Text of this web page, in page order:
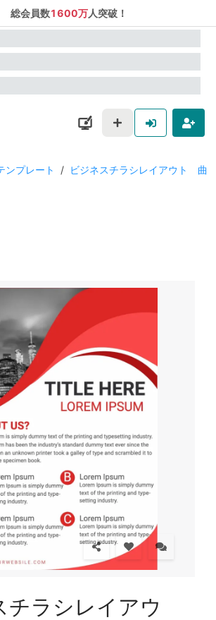
総会員数1600万人突破！
ンプレート / ビジネスチラシレイアウト 曲
チラシレイアウ